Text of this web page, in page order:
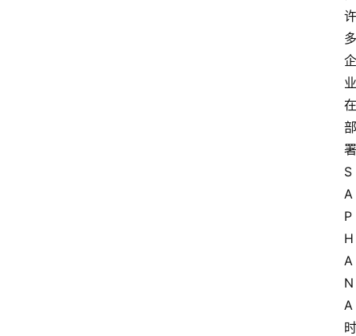
许
多
企
业
在
部
署
S
A
P
H
A
N
A
时